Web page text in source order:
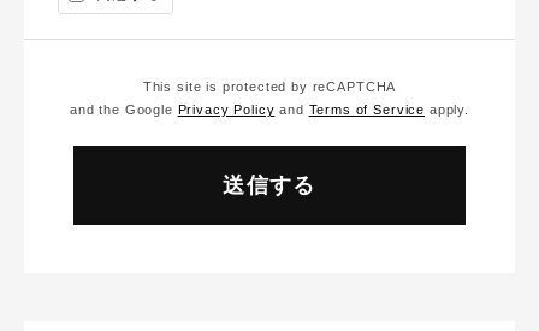
This site is protected by reCAPTCHA
and the Google Privacy Policy and Terms of Service apply.